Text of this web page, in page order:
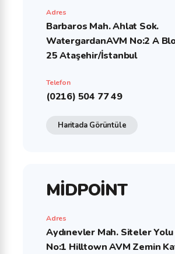
Adres
Barbaros Mah. Ahlat Sok.
WatergardanAVM No:2 A
25 Ataşehir/İstanbul
Telefon
(0216) 504 77 49
Haritada Görüntüle
MİDPOİNT
Adres
Aydınevler Mah. Siteler Yolu
No:1 Hilltown AVM Zemin